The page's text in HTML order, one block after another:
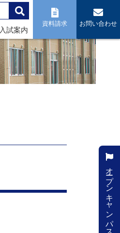
入試案内
資料請求 お問い合わせ
オープンキャンパス